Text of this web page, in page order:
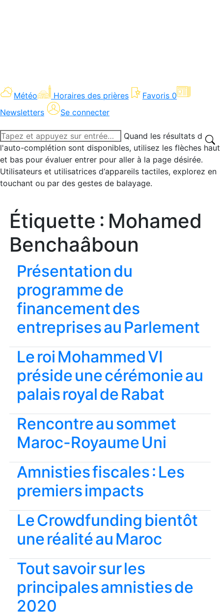
Météo Horaires des prières Favoris 0
Newsletters
Se connecter
Recherche
:
Quand les résultats de
l'auto-complétion sont disponibles, utilisez les flèches haut
et bas pour évaluer entrer pour aller à la page désirée.
Utilisateurs et utilisatrices d‘appareils tactiles, explorez en
touchant ou par des gestes de balayage.
Étiquette : Mohamed
Benchaâboun
Présentation du
programme de
financement des
entreprises au Parlement
Le roi Mohammed VI
préside une cérémonie au
palais royal de Rabat
Rencontre au sommet
Maroc-Royaume Uni
Amnisties fiscales : Les
premiers impacts
Le Crowdfunding bientôt
une réalité au Maroc
Tout savoir sur les
principales amnisties de
2020